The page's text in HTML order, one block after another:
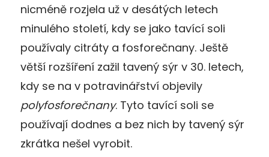
nicméně rozjela už v desátých letech
minulého století, kdy se jako tavící soli
používaly citráty a fosforečnany. Ještě
větší rozšíření zažil tavený sýr v 30. letech,
kdy se na v potravinářství objevily
polyfosforečnany. Tyto tavící soli se
používají dodnes a bez nich by tavený sýr
zkrátka nešel vyrobit.